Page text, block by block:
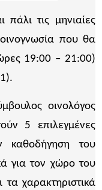
πάλι τις µηνιαίες
που θα
19:00 – 21:00)
οινολόγος
5 επιλεγµένες
καθοδήγηση του
για τον χώρο του
χαρακτηριστικά